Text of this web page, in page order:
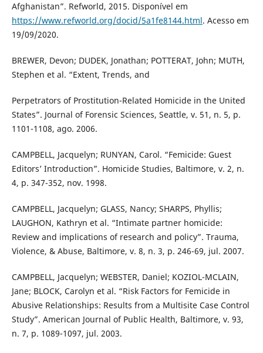
Afghanistan”. Refworld, 2015. Disponível em
https://www.refworld.org/docid/5a1fe8144.html. Acesso em
19/09/2020.
BREWER, Devon; DUDEK, Jonathan; POTTERAT, John; MUTH,
Stephen et al. “Extent, Trends, and
Perpetrators of Prostitution-Related Homicide in the United
States”. Journal of Forensic Sciences, Seattle, v. 51, n. 5, p.
1101-1108, ago. 2006.
CAMPBELL, Jacquelyn; RUNYAN, Carol. “Femicide: Guest
Editors’ Introduction”. Homicide Studies, Baltimore, v. 2, n.
4, p. 347-352, nov. 1998.
CAMPBELL, Jacquelyn; GLASS, Nancy; SHARPS, Phyllis;
LAUGHON, Kathryn et al. “Intimate partner homicide:
Review and implications of research and policy”. Trauma,
Violence, & Abuse, Baltimore, v. 8, n. 3, p. 246-69, jul. 2007.
CAMPBELL, Jacquelyn; WEBSTER, Daniel; KOZIOL-MCLAIN,
Jane; BLOCK, Carolyn et al. “Risk Factors for Femicide in
Abusive Relationships: Results from a Multisite Case Control
Study”. American Journal of Public Health, Baltimore, v. 93,
n. 7, p. 1089-1097, jul. 2003.